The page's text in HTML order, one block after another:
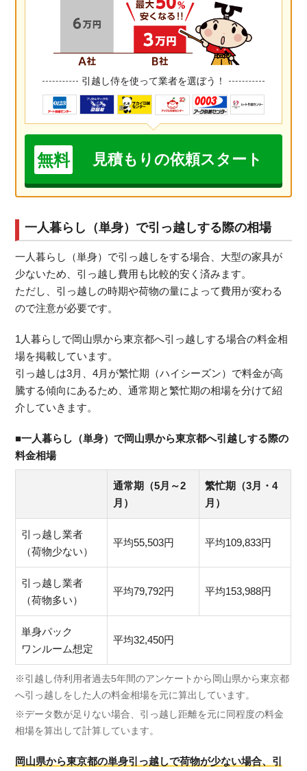
引越し侍を使って業者を選ぼう！
無料 見積もりの依頼スタート
一人暮らし（単身）で引っ越しする際の相場
一人暮らし（単身）で引っ越しをする場合、大型の家具が
少ないため、引っ越し費用も比較的安く済みます。
ただし、引っ越しの時期や荷物の量によって費用が変わる
ので注意が必要です。
1人暮らしで岡山県から東京都へ引っ越しする場合の料金相
場を掲載しています。
引っ越しは3月、4月が繁忙期（ハイシーズン）で料金が高
騰する傾向にあるため、通常期と繁忙期の相場を分けて紹
介していきます。
■一人暮らし（単身）で岡山県から東京都へ引越しする際の
料金相場
通常期（5月～2
月）
繁忙期（3月・4
月）
引っ越し業者
（荷物少ない）
平均55,503円 平均109,833円
引っ越し業者
（荷物多い）
平均79,792円 平均153,988円
単身パック
ワンルーム想定
平均32,450円
※引越し侍利用者過去5年間のアンケートから岡山県から東京都
へ引っ越しをした人の料金相場を元に算出しています。
※データ数が足りない場合、引っ越し距離を元に同程度の料金
相場を算出して計算しています。
岡山県から東京都の単身引っ越しで荷物が少ない場合、引